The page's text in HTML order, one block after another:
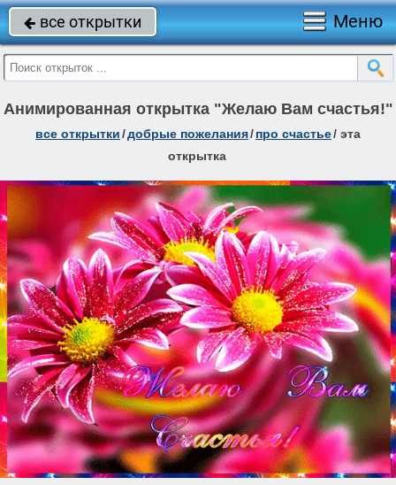
 все открытки Меню
Анимированная открытка "Желаю Вам счастья!"
все открытки/добрые пожелания/про счастье/ эта
открытка